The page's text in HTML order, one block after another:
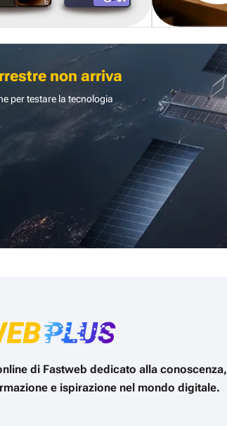
non arriva
per testare la tecnologia
di Fastweb dedicato alla conoscenza,
e ispirazione nel mondo digitale.